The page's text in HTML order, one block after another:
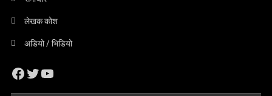
लेखक कोश
अडियो / भिडियो
Facebook
Twitter
YouTube